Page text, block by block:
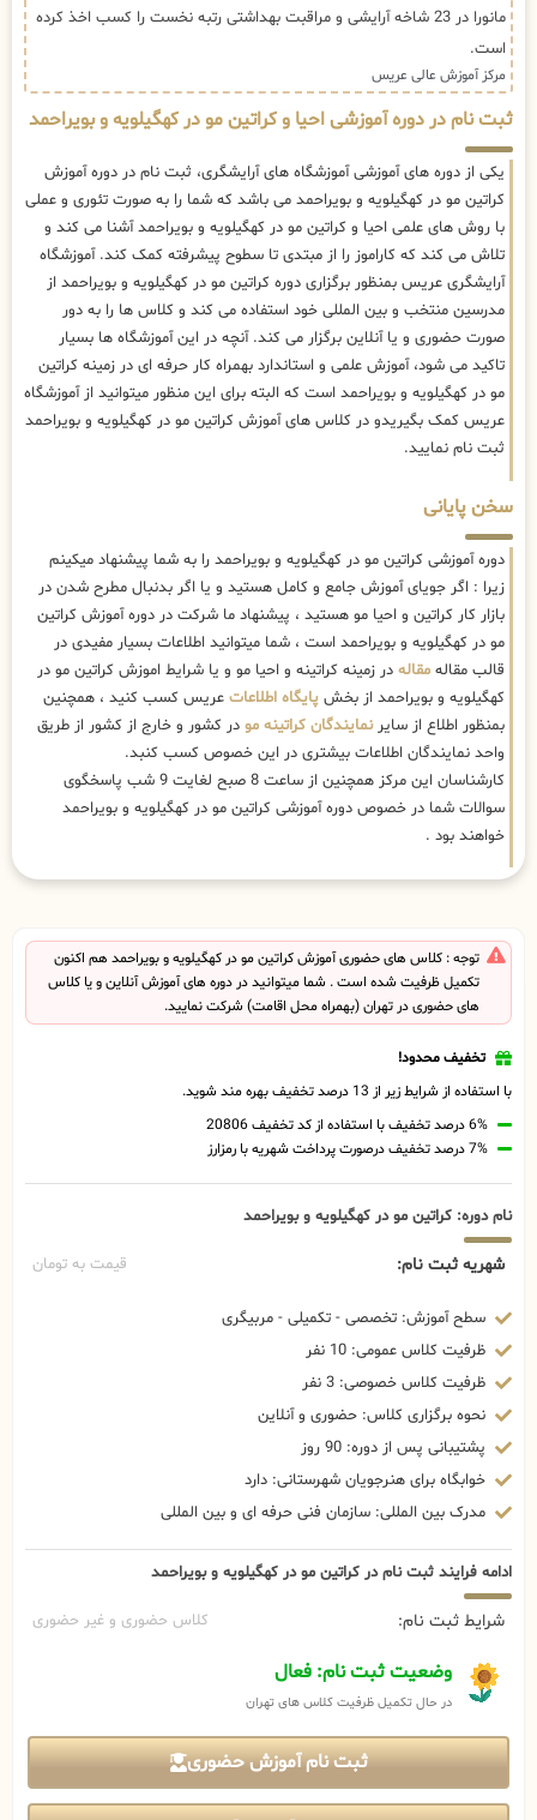
مانورا در 23 شاخه آرایشی و مراقبت بهداشتی رتبه نخست را کسب اخذ کرده
است.
مرکز آموزش عالی عریس
ثبت نام در دوره آموزشی احیا و کراتین مو در کهگیلویه و بویراحمد
یکی از دوره های آموزشی آموزشگاه های آرایشگری، ثبت نام در دوره آموزش
کراتین مو در کهگیلویه و بویراحمد می باشد که شما را به صورت تئوری و عملی
با روش های علمی احیا و کراتین مو در کهگیلویه و بویراحمد آشنا می کند و
تلاش می کند که کاراموز را از مبتدی تا سطوح پیشرفته کمک کند. آموزشگاه
آرایشگری عریس بمنظور برگزاری دوره کراتین مو در کهگیلویه و بویراحمد از
مدرسین منتخب و بین المللی خود استفاده می کند و کلاس ها را به دور
صورت حضوری و یا آنلاین برگزار می کند. آنچه در این آموزشگاه ها بسیار
تاکید می شود، آموزش علمی و استاندارد بهمراه کار حرفه ای در زمینه کراتین
مو در کهگیلویه و بویراحمد است که البته برای این منظور میتوانید از آموزشگاه
عریس کمک بگیریدو در کلاس های آموزش کراتین مو در کهگیلویه و بویراحمد
ثبت نام نمایید.
سخن پایانی
دوره آموزشی کراتین مو در کهگیلویه و بویراحمد را به شما پیشنهاد میکینم
زیرا : اگر جویای آموزش جامع و کامل هستید و یا اگر بدنبال مطرح شدن در
بازار کار کراتین و احیا مو هستید ، پیشنهاد ما شرکت در دوره آموزش کراتین
مو در کهگیلویه و بویراحمد است ، شما میتوانید اطلاعات بسیار مفیدی در
قالب مقاله مقاله در زمینه کراتینه و احیا مو و یا شرایط اموزش کراتین مو در
کهگیلویه و بویراحمد از بخش پایگاه اطلاعات عریس کسب کنید ، همچنین
بمنظور اطلاع از سایرنمایندگان کراتینه مو در کشور و خارج از کشور از طریق
واحد نمایندگان اطلاعات بیشتری در این خصوص کسب کنبد.
کارشناسان این مرکز همچنین از ساعت 8 صبح لغایت 9 شب پاسخگوی
سوالات شما در خصوص دوره آموزشی کراتین مو در کهگیلویه و بویراحمد
خواهند بود .
توجه : کلاس های حضوری آموزش کراتین مو در کهگیلویه و بویراحمد هم اکنون
تکمیل ظرفیت شده است . شما میتوانید در دوره های آموزش آنلاین و یا کلاس
های حضوری در تهران (بهمراه محل اقامت) شرکت نمایید.
تخفیف محدود!
با استفاده از شرایط زیر از 13 درصد تخفیف بهره مند شوید.
6% درصد تخفیف با استفاده از کد تخفیف 20806
7% درصد تخفیف درصورت پرداخت شهریه با رمزارز
نام دوره: کراتین مو در کهگیلویه و بویراحمد
شهریه ثبت نام: قیمت به تومان
سطح آموزش: تخصصی - تکمیلی - مربیگری
ظرفیت کلاس عمومی: 10 نفر
ظرفیت کلاس خصوصی: 3 نفر
نحوه برگزاری کلاس: حضوری و آنلاین
پشتیبانی پس از دوره: 90 روز
خوابگاه برای هنرجویان شهرستانی: دارد
مدرک بین المللی: سازمان فنی حرفه ای و بین المللی
ادامه فرایند ثبت نام در کراتین مو در کهگیلویه و بویراحمد
شرایط ثبت نام: کلاس حضوری و غیر حضوری
وضعیت ثبت نام: فعال
در حال تکمیل ظرفیت کلاس های تهران
ثبت نام آموزش حضوری